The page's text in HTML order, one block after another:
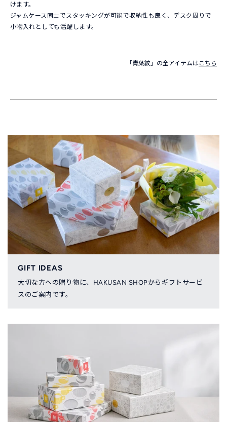
※ギフトセットやギフトボックスは会員登録・ログイン後にカ
ートに追加していただけます。
けます。
ジャムケース同士でスタッキングが可能で収納性も良く、デスク周りで
小物入れとしても活躍します。
「青葉紋」の全アイテムはこちら
GIFT IDEAS
大切な方への贈り物に、HAKUSAN SHOPからギフトサービ
スのご案内です。